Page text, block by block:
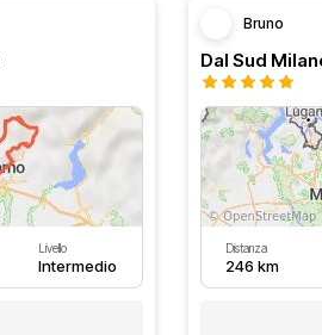
Livello
Intermedio
Bruno
Distanza
246 km